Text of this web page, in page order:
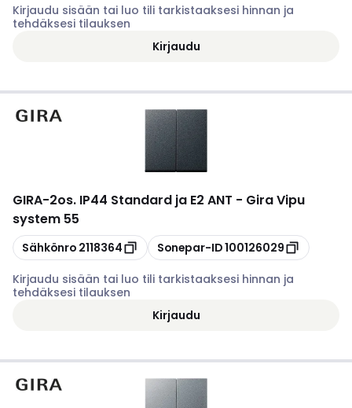
Kirjaudu sisään tai luo tili tarkistaaksesi hinnan ja
tehdäksesi tilauksen
Kirjaudu
GIRA-2os. IP44 Standard ja E2 ANT - Gira Vipu
system 55
Kopioi
Sähkönro 2118364 Kopioi
Sonepar-ID100126029
Kirjaudu sisään tai luo tili tarkistaaksesi hinnan ja
tehdäksesi tilauksen
Kirjaudu